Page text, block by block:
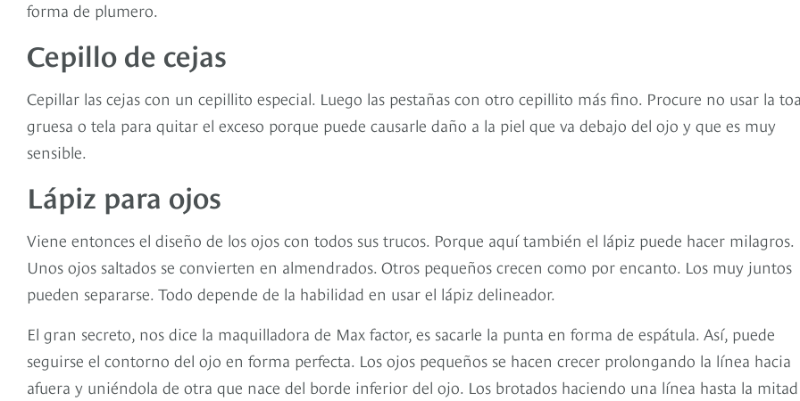
forma de plumero.
Cepillo de cejas
Cepillar las cejas con un cepillito especial. Luego las pestañas con otro cepillito más fino. Procure no usar la
gruesa o tela para quitar el exceso porque puede causarle daño a la piel que va debajo del ojo y que es muy
sensible.
Lápiz para ojos
Viene entonces el diseño de los ojos con todos sus trucos. Porque aquí también el lápiz puede hacer milagros.
Unos ojos saltados se convierten en almendrados. Otros pequeños crecen como por encanto. Los muy juntos
pueden separarse. Todo depende de la habilidad en usar el lápiz delineador.
El gran secreto, nos dice la maquilladora de Max factor, es sacarle la punta en forma de espátula. Así, puede
seguirse el contorno del ojo en forma perfecta. Los ojos pequeños se hacen crecer prolongando la línea hacia
afuera y uniéndola de otra que nace del borde inferior del ojo. Los brotados haciendo una línea hasta la